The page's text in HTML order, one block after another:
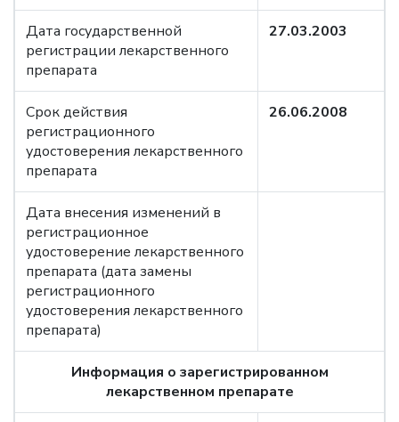
Дата государственной
регистрации лекарственного
препарата
27.03.2003
Срок действия
регистрационного
удостоверения лекарственного
препарата
26.06.2008
Дата внесения изменений в
регистрационное
удостоверение лекарственного
препарата (дата замены
регистрационного
удостоверения лекарственного
препарата)
Информация о зарегистрированном
лекарственном препарате